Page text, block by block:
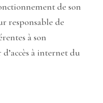
de son
responsable de
à son
à internet du